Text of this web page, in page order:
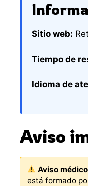
Sitio web:
Tiempo de
Idioma de
Aviso
Aviso
está formado